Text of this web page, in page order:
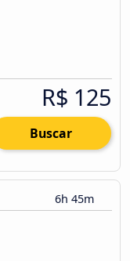
R$ 125
Buscar
6h 45m